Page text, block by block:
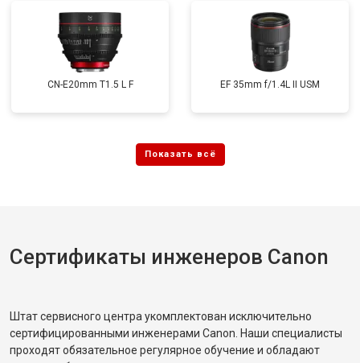
CN-E20mm T1.5 L F EF 35mm f/1.4L II USM
Сертификаты инженеров Canon
Штат сервисного центра укомплектован исключительно
сертифицированными инженерами Canon. Наши специалисты
проходят обязательное регулярное обучение и обладают